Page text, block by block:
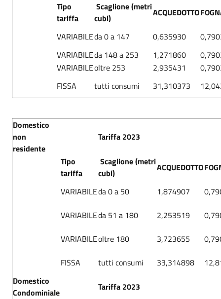
Tipo
tariffa
Scaglione (metri
cubi)
ACQUEDOTTO
VARIABILEda 0 a 147 0,635930
VARIABILEda 148 a 253 1,271860
VARIABILEoltre 253 2,935431
FISSA
tutti consumi 31,310373
Domestico
non
residente
Tariffa 2023
Tipo
tariffa
Scaglione (metri
cubi)
ACQUEDOTTO
VARIABILEda 0 a 50 1,874907
VARIABILEda 51 a 180 2,253519
VARIABILEoltre 180 3,723655
FISSA
tutti consumi 33,314898
Domestico
Condominiale
Tariffa 2023